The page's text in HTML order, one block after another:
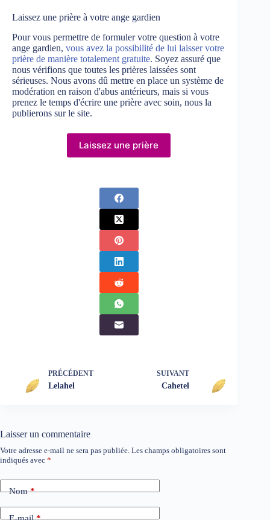
Laissez une prière à votre ange gardien
Pour vous permettre de formuler votre question à votre
ange gardien, vous avez la possibilité de lui laisser votre
prière de manière totalement gratuite. Soyez assuré que
nous vérifions que toutes les prières laissées sont
sérieuses. Nous avons dû mettre en place un système de
modération en raison d'abus antérieurs, mais si vous
prenez le temps d'écrire une prière avec soin, nous la
publierons sur le site.
Laissez une prière
PRÉCÉDENT
Lelahel
SUIVANT
Cahetel
Laisser un commentaire
Votre adresse e-mail ne sera pas publiée. Les champs obligatoires sont
indiqués avec *
Nom*